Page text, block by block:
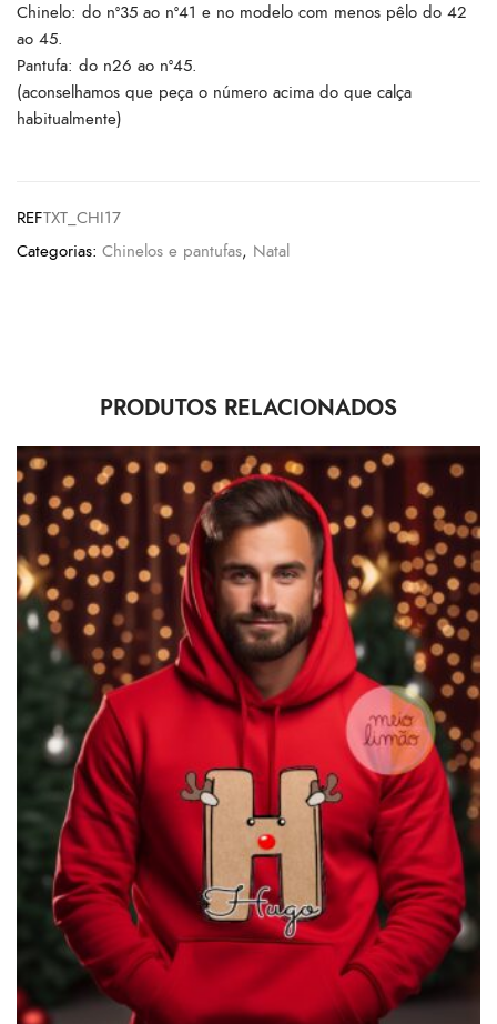
Chinelo: do nº35 ao nº41 e no modelo com menos pêlo do 42
ao 45.
Pantufa: do n26 ao nº45.
(aconselhamos que peça o número acima do que calça
habitualmente)
REFTXT_CHI17
Categorias: Chinelos e pantufas, Natal
PRODUTOS RELACIONADOS